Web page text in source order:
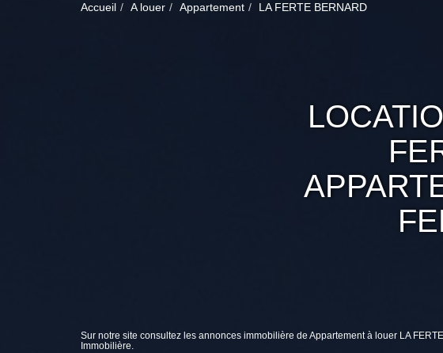
Accueil A louer Appartement LA FERTE BERNARD
Sur notre site consultez les annonces immobilière de Appartement à louer LA
Immobilière.